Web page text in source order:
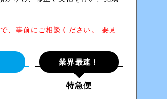
、事前にご相談ください。 要見
特急便
業界最速！